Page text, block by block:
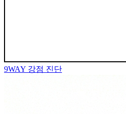
9WAY 강점 진단